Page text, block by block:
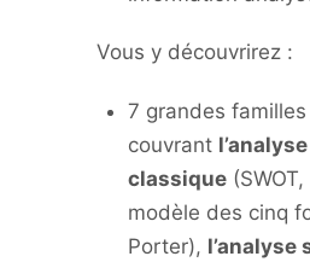
Vous y découvrirez :
7 grandes
couvrant
classique(SWOT,
modèle des cinq
Porter), l’analyse